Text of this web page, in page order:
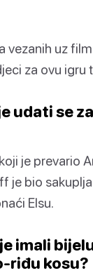
vezanih uz
za ovu igru
udati se
je prevario
je bio
Elsu.
imali
riđu kosu?